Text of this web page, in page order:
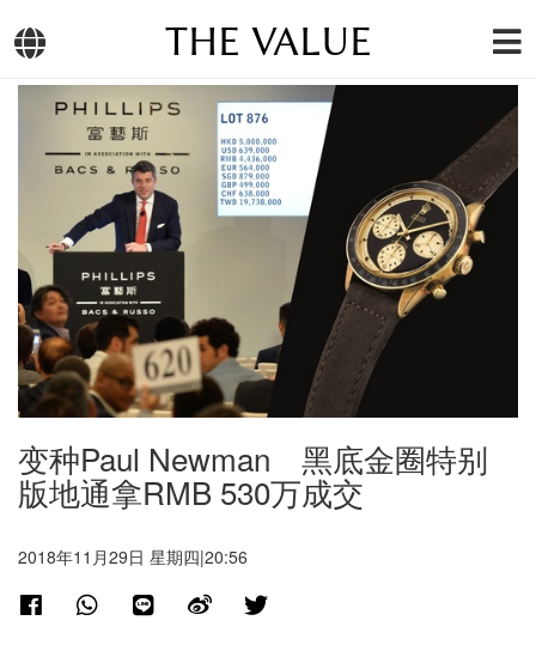
THE VALUE
变种Paul Newman 黑底金圈特别
版地通拿RMB 530万成交
2018年11月29日 星期四|20:56